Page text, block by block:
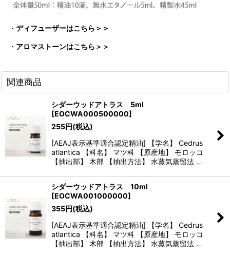
・ ディフューザーはこちら＞＞
・ アロマストーンはこちら＞＞
関連商品
シダーウッドアトラス 5ml
[EOCWA000500000]
255円(税込)
[AEAJ表示基準適合認定精油] 【学名】 Cedrus
atlantica 【科名】 マツ科 【原産地】 モロッコ
【抽出部】 木部 【抽出方法】 水蒸気蒸留法 …
シダーウッドアトラス 10ml
[EOCWA001000000]
355円(税込)
[AEAJ表示基準適合認定精油] 【学名】 Cedrus
atlantica 【科名】 マツ科 【原産地】 モロッコ
【抽出部】 木部 【抽出方法】 水蒸気蒸留法 …